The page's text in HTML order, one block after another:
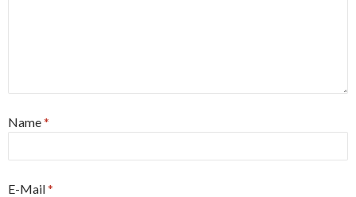
Name*
E-Mail*